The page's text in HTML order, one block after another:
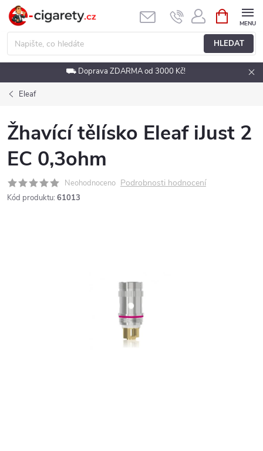
Přejít
obsah
HLEDAT
NÁKUPNÍ
KOŠÍK
⛟ Doprava ZDARMA od 3000 Kč!
Eleaf
Žhavící tělísko Eleaf iJust 2
EC 0,3ohm
Neohodnoceno Podrobnosti hodnocení
Kód produktu: 61013